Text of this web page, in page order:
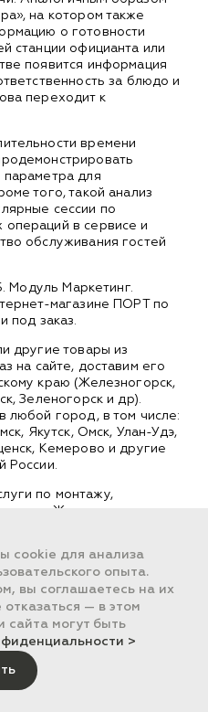
на котором также
о готовности
станции официанта или
появится информация
за блюдо и
переходит к
времени
параметра для
того, такой анализ
сессии по
в сервисе и
обслуживания гостей
Модуль Маркетинг.
магазине ПОРТ по
под заказ.
другие товары из
на сайте, доставим его
краю (Железногорск,
Зеленогорск и др).
любой город, в том числе:
Якутск, Омск, Улан-Удэ,
Кемерово и другие
России.
по монтажу,
Ждем вас в
д. 68 и ул. Копылова,
помогут подобрать
и установить его на
cookie для анализа
опыта.
вы соглашаетесь на их
— в этом
сайта могут быть
>